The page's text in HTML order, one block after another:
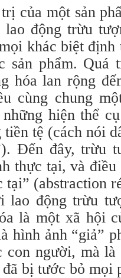
của một sản
động trừu
khác biệt
sản phẩm. Quá
hóa lan rộng
cùng chung
hiện thể
tệ (cách nói
Đến đây, trừu
thực tại, và
tại” (abstraction
lao động trừu
là một xã hội
hình ảnh “giả”
con người, mà
bị tước bỏ mọi